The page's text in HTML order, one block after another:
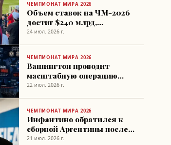
ЧЕМПИОНАТ МИРА 2026
Объем ставок на ЧМ-2026
достиг $240 млрд,
выявлено 7
24 июл. 2026 г.
ЧЕМПИОНАТ МИРА 2026
Вашингтон проводит
масштабную операцию
против нелегального
22 июл. 2026 г.
ЧЕМПИОНАТ МИРА 2026
Инфантино обратился к
сборной Аргентины после
финала ЧМ
21 июл. 2026 г.